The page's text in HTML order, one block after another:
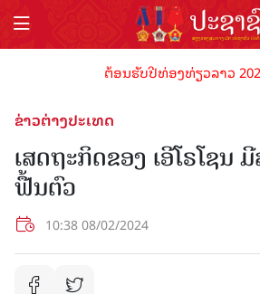
ຕ້ອນຮັບປີທ່ອງທ່ຽວລາວ
ຂ່າວຕ່າງປະເທດ
ເສດຖະກິດຂອງ ເອີໂຣໂຊນ
ຟື້ນຕົວ
10:38 08/02/2024